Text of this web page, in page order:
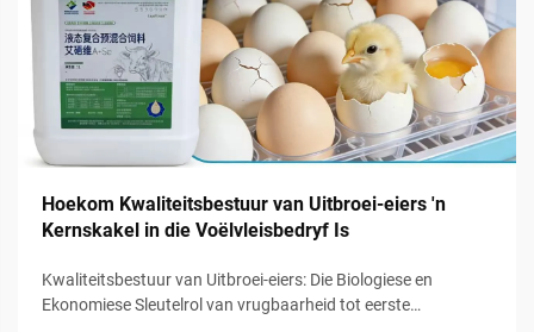
Hoekom Kwaliteitsbestuur van Uitbroei-eiers 'n
Kernskakel in die Voëlvleisbedryf Is
Kwaliteitsbestuur van Uitbroei-eiers: Die Biologiese en
Ekonomiese Sleutelrol van vrugbaarheid tot eerste